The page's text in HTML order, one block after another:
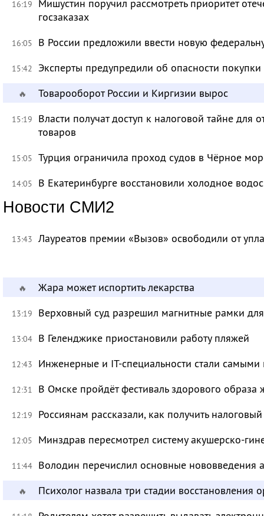
16:19
Мишустин поручил рассмотреть приоритет
госзаказах
16:05 В России предложили ввести новую
15:42 Эксперты предупредили об опасности
🔥 Товарооборот России и Киргизии вырос
15:19
Власти получат доступ к налоговой тайне для
товаров
15:05 Турция ограничила проход судов в Чёрное
14:05 В Екатеринбурге восстановили холодное
Новости СМИ2
13:43 Лауреатов премии «Вызов» освободили от
🔥 Жара может испортить лекарства
13:19 Верховный суд разрешил магнитные рамки
13:04 В Геленджике приостановили работу пляжей
12:43 Инженерные и IT-специальности стали
12:31 В Омске пройдёт фестиваль здорового
12:19 Россиянам рассказали, как получить
12:05 Минздрав пересмотрел систему акушерско-
11:44 Володин перечислил основные нововведения
🔥 Психолог назвала три стадии восстановления